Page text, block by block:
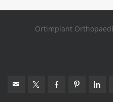
©2020 Ortimplant